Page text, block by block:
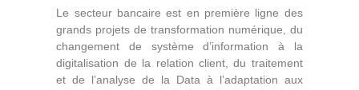
Le secteur bancaire est en première ligne des
grands projets de transformation numérique, du
changement de système d’information à la
digitalisation de la relation client, du traitement
et de l’analyse de la Data à l’adaptation aux